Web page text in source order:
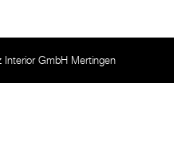
GmbH Mertingen